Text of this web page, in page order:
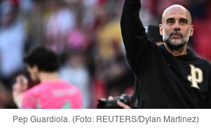
Pep Guardiola. (Foto: REUTERS/Dylan Martinez)